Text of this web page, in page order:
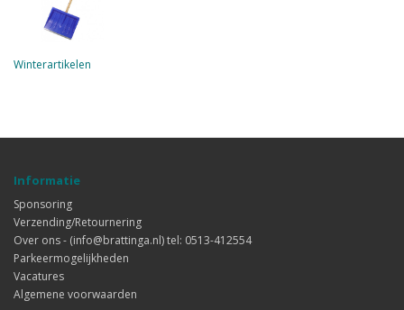
Winterartikelen
Informatie
Sponsoring
Verzending/Retournering
Over ons - (info@brattinga.nl) tel: 0513-412554
Parkeermogelijkheden
Vacatures
Algemene voorwaarden